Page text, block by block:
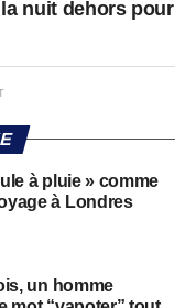
nuit dehors pour
à pluie » comme
à Londres
un homme